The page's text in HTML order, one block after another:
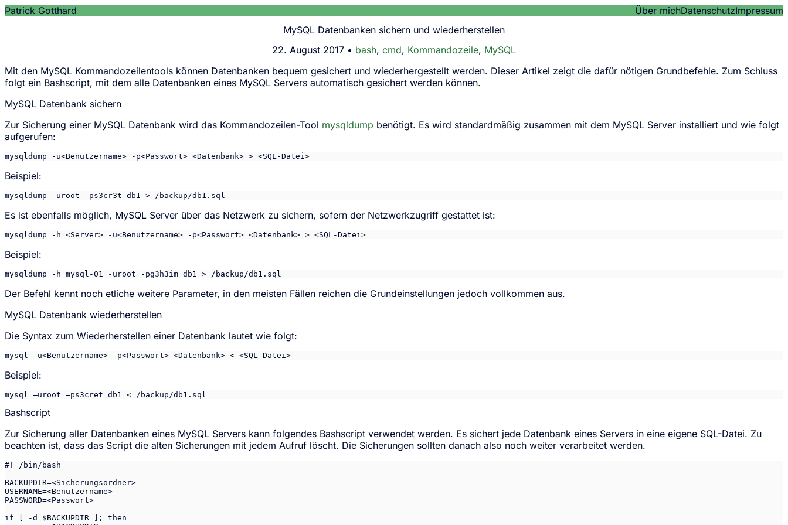
Patrick Gotthard Über michDatenschutzImpressum
MySQL Datenbanken sichern und wiederherstellen
22. August 2017 • bash, cmd, Kommandozeile, MySQL
Mit den MySQL Kommandozeilentools können Datenbanken bequem gesichert und wiederhergestellt werden. Dieser Artikel zeigt die dafür nötigen Grundbefehle. Zum Schluss
folgt ein Bashscript, mit dem alle Datenbanken eines MySQL Servers automatisch gesichert werden können.
MySQL Datenbank sichern
Zur Sicherung einer MySQL Datenbank wird das Kommandozeilen-Tool mysqldump benötigt. Es wird standardmäßig zusammen mit dem MySQL Server installiert und wie folgt
aufgerufen:
mysqldump -u<Benutzername> -p<Passwort> <Datenbank> > <SQL-Datei>
Beispiel:
mysqldump –uroot –ps3cr3t db1 > /backup/db1.sql
Es ist ebenfalls möglich, MySQL Server über das Netzwerk zu sichern, sofern der Netzwerkzugriff gestattet ist:
mysqldump -h <Server> -u<Benutzername> -p<Passwort> <Datenbank> > <SQL-Datei>
Beispiel:
mysqldump -h mysql-01 -uroot -pg3h3im db1 > /backup/db1.sql
Der Befehl kennt noch etliche weitere Parameter, in den meisten Fällen reichen die Grundeinstellungen jedoch vollkommen aus.
MySQL Datenbank wiederherstellen
Die Syntax zum Wiederherstellen einer Datenbank lautet wie folgt:
mysql -u<Benutzername> –p<Passwort> <Datenbank> < <SQL-Datei>
Beispiel:
mysql –uroot –ps3cret db1 < /backup/db1.sql
Bashscript
Zur Sicherung aller Datenbanken eines MySQL Servers kann folgendes Bashscript verwendet werden. Es sichert jede Datenbank eines Servers in eine eigene SQL-Datei. Zu
beachten ist, dass das Script die alten Sicherungen mit jedem Aufruf löscht. Die Sicherungen sollten danach also noch weiter verarbeitet werden.
#! /bin/bash
BACKUPDIR=<Sicherungsordner>
USERNAME=<Benutzername>
PASSWORD=<Passwort>
if [ -d $BACKUPDIR ]; then